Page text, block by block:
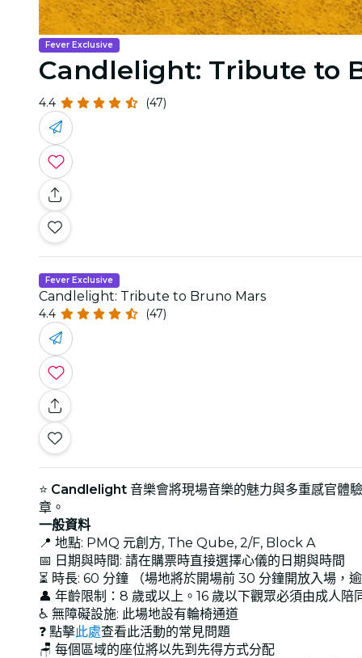
Fever Exclusive
Candlelight: Tribute to
4.4 (47)
Fever Exclusive
Candlelight: Tribute to Bruno Mars
4.4 (47)
⭐ Candlelight 音樂會將現場音樂的魅力與多重感官
章。
一般資料
📍 地點: PMQ 元創方, The Qube, 2/F, Block A
📅 日期與時間: 請在購票時直接選擇心儀的日期與時間
⏳ 時長: 60 分鐘 （場地將於開場前 30 分鐘開放入場，
👤 年齡限制：8 歲或以上。16 歲以下觀眾必須由成人陪
♿ 無障礙設施: 此場地設有輪椅通道
❓ 點擊此處查看此活動的常見問題
🪑 每個區域的座位將以先到先得方式分配